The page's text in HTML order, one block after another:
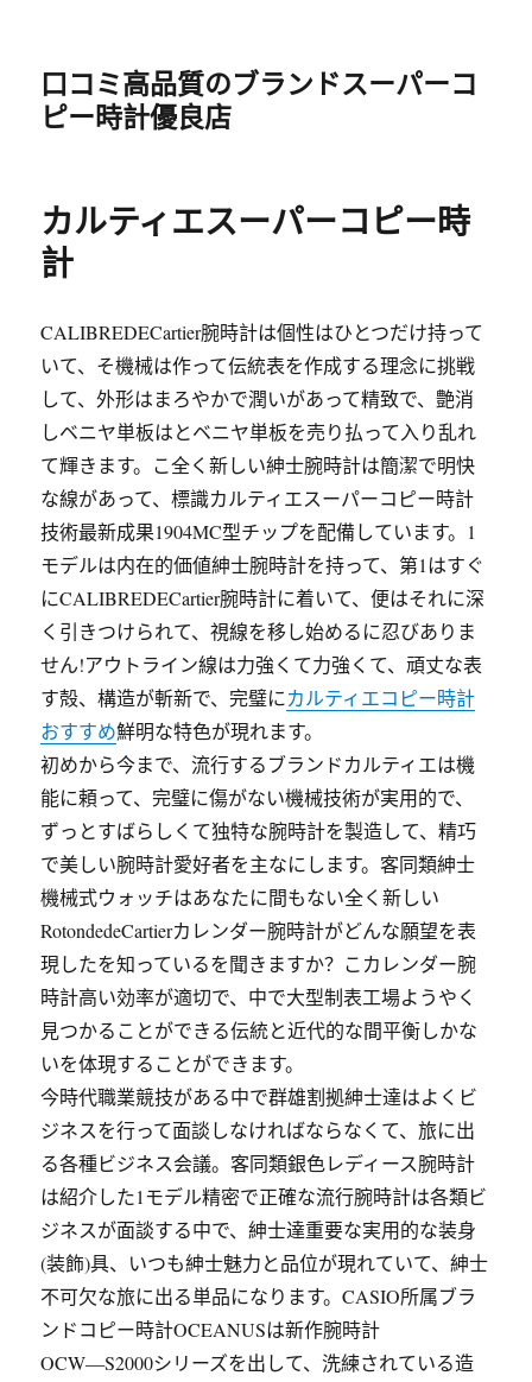
口コミ高品質のブランドスーパーコ
ピー時計優良店
カルティエスーパーコピー時
計
CALIBREDECartier腕時計は個性はひとつだけ持って
いて、そ機械は作って伝統表を作成する理念に挑戦
して、外形はまろやかで潤いがあって精致で、艶消
しベニヤ単板はとベニヤ単板を売り払って入り乱れ
て輝きます。こ全く新しい紳士腕時計は簡潔で明快
な線があって、標識カルティエスーパーコピー時計
技術最新成果1904MC型チップを配備しています。1
モデルは内在的価値紳士腕時計を持って、第1はすぐ
にCALIBREDECartier腕時計に着いて、便はそれに深
く引きつけられて、視線を移し始めるに忍びありま
せん!アウトライン線は力強くて力強くて、頑丈な表
す殻、構造が斬新で、完璧にカルティエコピー時計
おすすめ鮮明な特色が現れます。
初めから今まで、流行するブランドカルティエは機
能に頼って、完璧に傷がない機械技術が実用的で、
ずっとすばらしくて独特な腕時計を製造して、精巧
で美しい腕時計愛好者を主なにします。客同類紳士
機械式ウォッチはあなたに間もない全く新しい
RotondedeCartierカレンダー腕時計がどんな願望を表
現したを知っているを聞きますか？こカレンダー腕
時計高い効率が適切で、中で大型制表工場ようやく
見つかることができる伝統と近代的な間平衡しかな
いを体現することができます。
今時代職業競技がある中で群雄割拠紳士達はよくビ
ジネスを行って面談しなければならなくて、旅に出
る各種ビジネス会議。客同類銀色レディース腕時計
は紹介した1モデル精密で正確な流行腕時計は各類ビ
ジネスが面談する中で、紳士達重要な実用的な装身
(装飾)具、いつも紳士魅力と品位が現れていて、紳士
不可欠な旅に出る単品になります。CASIO所属ブラ
ンドコピー時計OCEANUSは新作腕時計
OCW―S2000シリーズを出して、洗練されている造